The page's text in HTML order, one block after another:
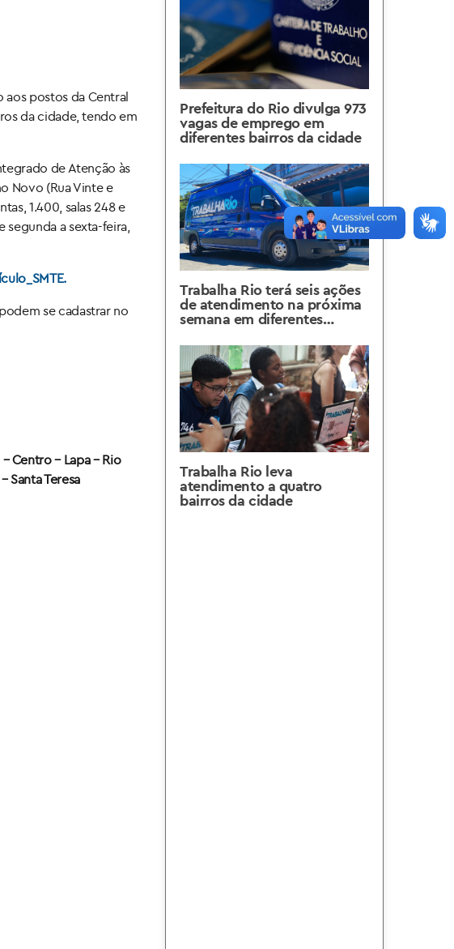
postos da Central
da cidade, tendo em
de Atenção às
Novo (Rua Vinte e
1.400, salas 248 e
segunda a sexta-feira,
se cadastrar no
Centro – Lapa – Rio
Santa Teresa
Prefeitura do Rio divulga 973
vagas de emprego em
diferentes bairros da cidade
Trabalha Rio terá seis ações
de atendimento na próxima
semana em diferentes
Trabalha Rio leva
atendimento a quatro
bairros da cidade